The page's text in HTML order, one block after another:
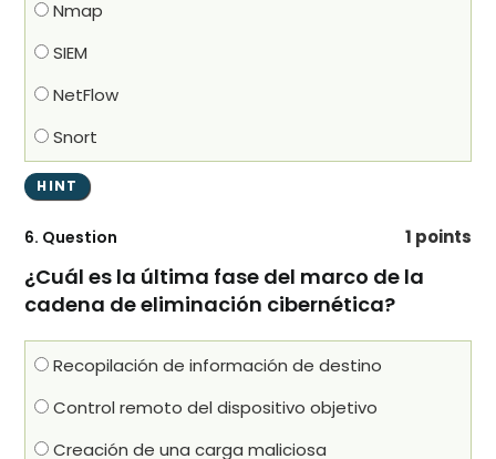
Nmap
SIEM
NetFlow
Snort
6. Question 1 points
¿Cuál es la última fase del marco de la
cadena de eliminación cibernética?
Recopilación de información de destino
Control remoto del dispositivo objetivo
Creación de una carga maliciosa